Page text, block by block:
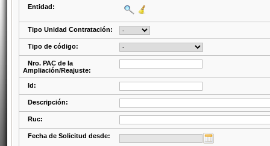
Entidad:
Tipo Unidad Contratación:
Tipo de código:
Nro. PAC de la
Ampliación/Reajuste:
Id:
Descripción:
Ruc:
Fecha de Solicitud desde: